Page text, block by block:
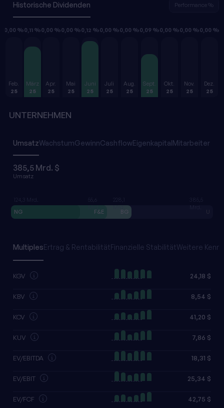
Historische Dividenden Performance %
0,00 %
Feb.
25
0,11 %
März
25
0,00 %
Apr.
25
0,00 %
Mai
25
0,12 %
Juni
25
0,00 %
Juli
25
0,00 %
Aug.
25
0,09 %
Sept.
25
0,00 %
Okt.
25
0,00 %
Nov.
25
0,00 %
Dez.
25
UNTERNEHMEN
UmsatzWachstumGewinnCashflowEigenkapitalMitarbeiter
385,5 Mrd. $
Umsatz
124,3 Mrd.
NG
55,6
Mrd.
F&E
228,1
Mrd.
BG
385,5
Mrd.
U
MultiplesErtrag & RentabilitätFinanzielle StabilitätWeitere
KGV 24,18 $
KBV 8,54 $
KCV 41,20 $
KUV 7,86 $
EV/EBITDA 18,31 $
EV/EBIT 25,34 $
EV/FCF 42,75 $